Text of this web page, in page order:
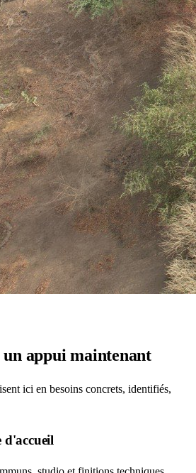
un appui maintenant
ici en besoins concrets, identifiés,